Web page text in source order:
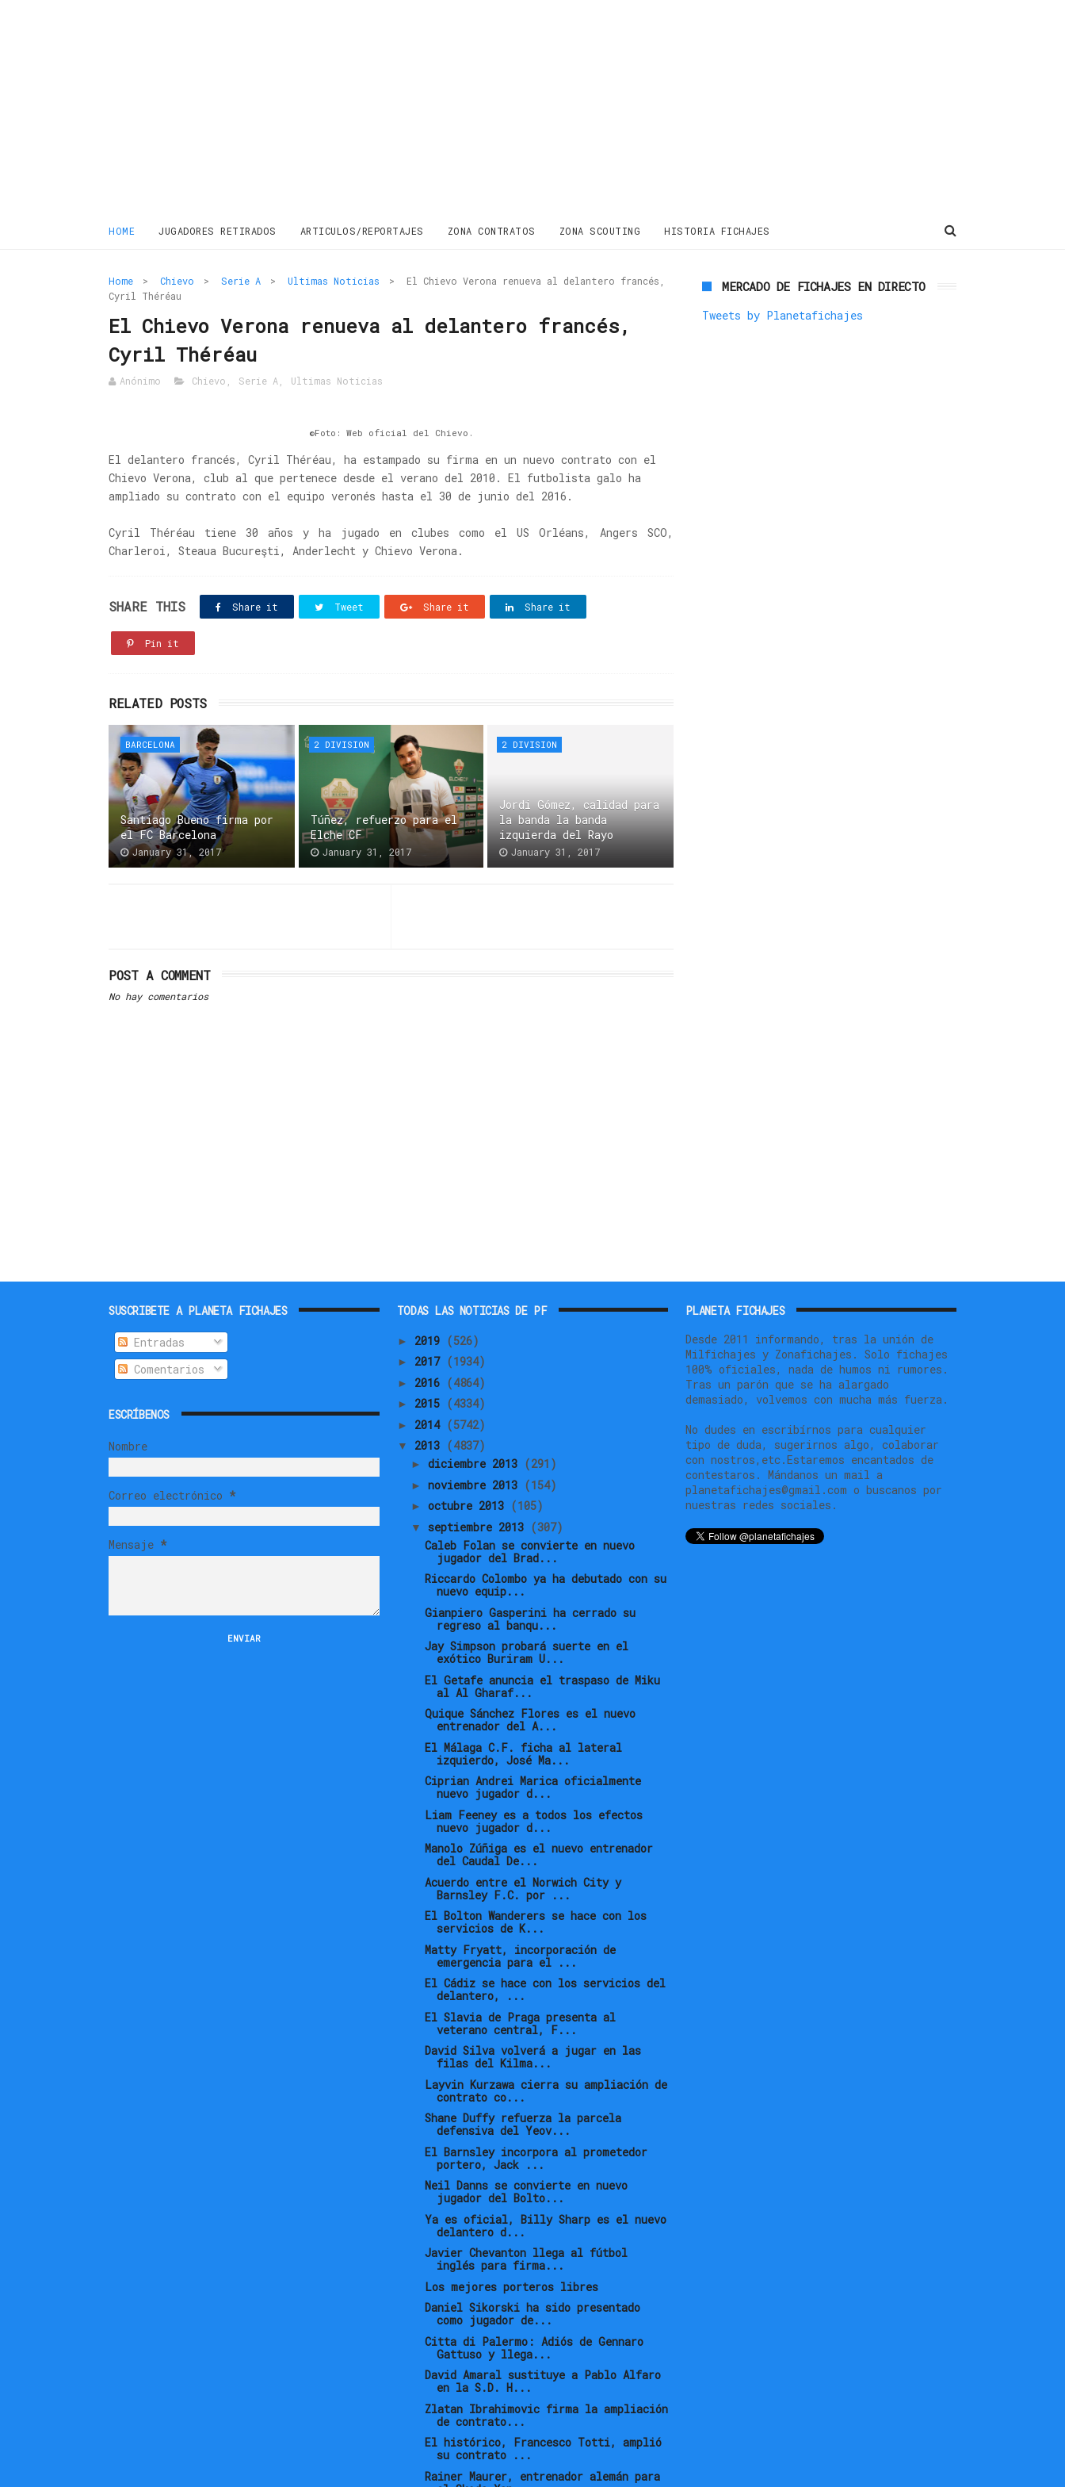
HOME JUGADORES RETIRADOS ARTICULOS/REPORTAJES ZONA CONTRATOS ZONA SCOUTING HISTORIA FICHAJES
Home > Chievo > Serie A > Ultimas Noticias >
El Chievo Verona renueva al delantero francés,
Cyril Théréau
El Chievo Verona renueva al delantero francés,
Cyril Théréau
Anónimo Chievo Serie A Ultimas Noticias
©Foto: Web oficial del Chievo.
El delantero francés, Cyril Théréau, ha estampado su firma en un nuevo contrato con el
Chievo Verona, club al que pertenece desde el verano del 2010. El futbolista galo ha
ampliado su contrato con el equipo veronés hasta el 30 de junio del 2016.
Cyril Théréau tiene 30 años y ha jugado en clubes como el US Orléans, Angers SCO,
Charleroi, Steaua Bucureşti, Anderlecht y Chievo Verona.
SHARE THIS Share it Tweet Share it Share it
Pin it
RELATED POSTS
BARCELONA
Santiago Bueno firma por
el FC Barcelona
January 31, 2017
2 DIVISION
Túñez, refuerzo para el
Elche CF
January 31, 2017
2 DIVISION
Jordi Gómez, calidad para
la banda la banda
izquierda del Rayo
January 31, 2017
POST A COMMENT
No hay comentarios
MERCADO DE FICHAJES EN DIRECTO
Tweets by Planetafichajes
SUSCRIBETE A PLANETA FICHAJES
Entradas
Comentarios
ESCRÍBENOS
Nombre
Correo electrónico *
Mensaje *
TODAS LAS NOTICIAS DE PF
► 2019 (526)
► 2017 (1934)
► 2016 (4864)
► 2015 (4334)
► 2014 (5742)
▼ 2013 (4837)
► diciembre 2013 (291)
► noviembre 2013 (154)
► octubre 2013 (105)
▼ septiembre 2013 (307)
Caleb Folan se convierte en nuevo
jugador del Brad...
Riccardo Colombo ya ha debutado con su
nuevo equip...
Gianpiero Gasperini ha cerrado su
regreso al banqu...
Jay Simpson probará suerte en el
exótico Buriram U...
El Getafe anuncia el traspaso de Miku
al Al Gharaf...
Quique Sánchez Flores es el nuevo
entrenador del A...
El Málaga C.F. ficha al lateral
izquierdo, José Ma...
Ciprian Andrei Marica oficialmente
nuevo jugador d...
Liam Feeney es a todos los efectos
nuevo jugador d...
Manolo Zúñiga es el nuevo entrenador
del Caudal De...
Acuerdo entre el Norwich City y
Barnsley F.C. por ...
El Bolton Wanderers se hace con los
servicios de K...
Matty Fryatt, incorporación de
emergencia para el ...
El Cádiz se hace con los servicios del
delantero, ...
El Slavia de Praga presenta al
veterano central, F...
David Silva volverá a jugar en las
filas del Kilma...
Layvin Kurzawa cierra su ampliación de
contrato co...
Shane Duffy refuerza la parcela
defensiva del Yeov...
El Barnsley incorpora al prometedor
portero, Jack ...
Neil Danns se convierte en nuevo
jugador del Bolto...
Ya es oficial, Billy Sharp es el nuevo
delantero d...
Javier Chevanton llega al fútbol
inglés para firma...
Los mejores porteros libres
Daniel Sikorski ha sido presentado
como jugador de...
Citta di Palermo: Adiós de Gennaro
Gattuso y llega...
David Amaral sustituye a Pablo Alfaro
en la S.D. H...
Zlatan Ibrahimovic firma la ampliación
de contrato...
El histórico, Francesco Totti, amplió
su contrato ...
Rainer Maurer, entrenador alemán para
PLANETA FICHAJES
Desde 2011 informando, tras la unión de
Milfichajes y Zonafichajes. Solo fichajes
100% oficiales, nada de humos ni rumores.
Tras un parón que se ha alargado
demasiado, volvemos con mucha más fuerza.
No dudes en escribírnos para cualquier
tipo de duda, sugerirnos algo, colaborar
con nostros,etc.Estaremos encantados de
contestaros. Mándanos un mail a
planetafichajes@gmail.com o buscanos por
nuestras redes sociales.